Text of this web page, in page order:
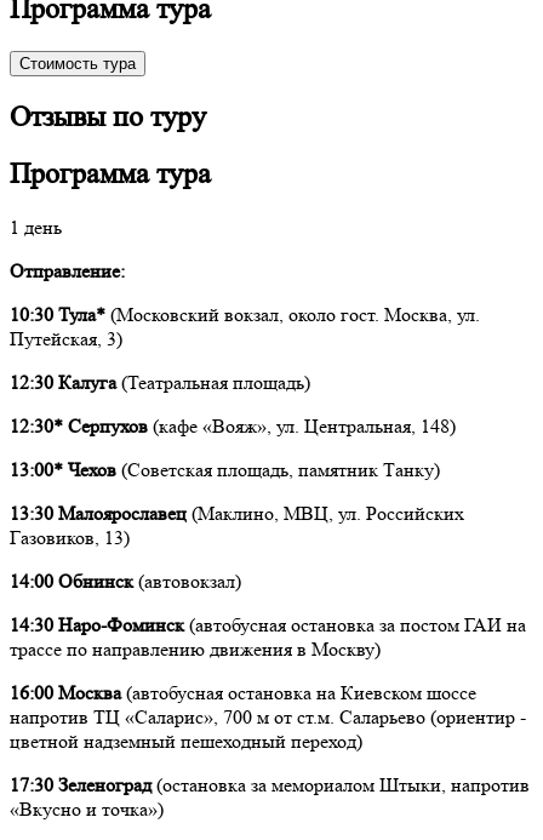
Программа тура
Стоимость тура
Отзывы по туру
Программа тура
1 день
Отправление:
10:30 Тула* (Московский вокзал, около гост. Москва, ул.
Путейская, 3)
12:30 Калуга(Театральная площадь)
12:30* Серпухов (кафе «Вояж», ул. Центральная, 148)
13:00* Чехов (Советская площадь, памятник Танку)
13:30 Малоярославец (Маклино, МВЦ, ул. Российских
Газовиков, 13)
14:00 Обнинск(автовокзал)
14:30 Наро-Фоминск(автобусная остановка за постом ГАИ на
трассе по направлению движения в Москву)
16:00 Москва(автобусная остановка на Киевском шоссе
напротив ТЦ «Саларис», 700 м от ст.м. Саларьево (ориентир -
цветной надземный пешеходный переход)
17:30 Зеленоград(остановка за мемориалом Штыки, напротив
«Вкусно и точка»)